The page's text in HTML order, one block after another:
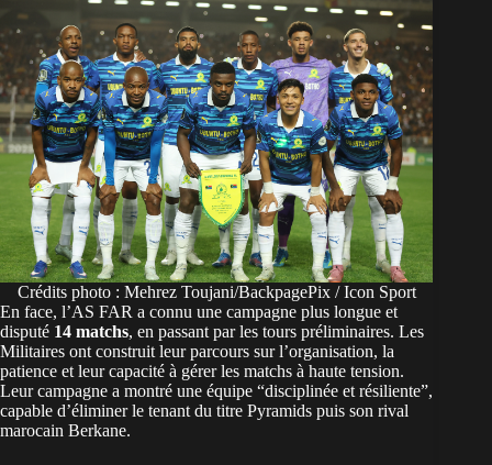
Crédits photo : Mehrez Toujani/BackpagePix / Icon Sport
En face, l’AS FAR a connu une campagne plus longue et
disputé 14 matchs, en passant par les tours préliminaires. Les
Militaires ont construit leur parcours sur l’organisation, la
patience et leur capacité à gérer les matchs à haute tension.
Leur campagne a montré une équipe “disciplinée et résiliente”,
capable d’éliminer le tenant du titre Pyramids puis son rival
marocain Berkane.